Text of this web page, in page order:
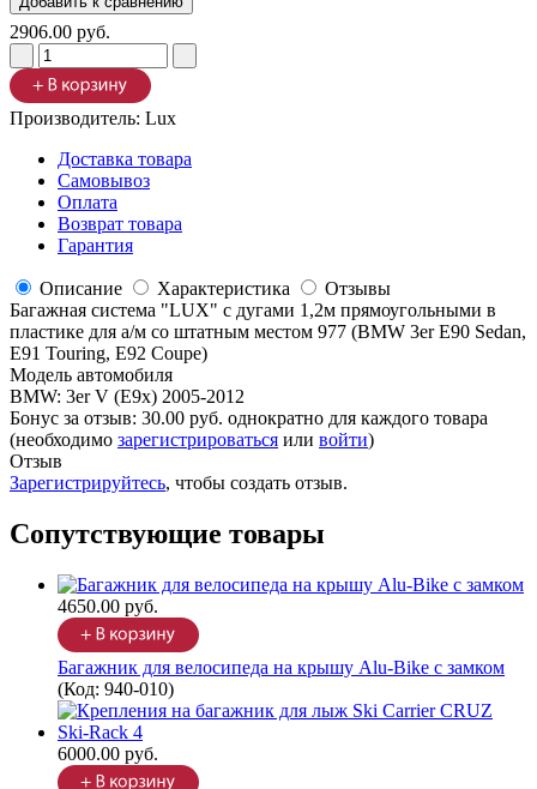
2906.00 руб.
Производитель: Lux
Доставка товара
Самовывоз
Оплата
Возврат товара
Гарантия
Описание Характеристика
Отзывы
Багажная система "LUX" с дугами 1,2м прямоугольными в
пластике для а/м со штатным местом 977 (BMW 3er E90 Sedan,
E91 Touring, E92 Coupe)
Модель автомобиля
BMW: 3er V (E9x) 2005-2012
Бонус за отзыв: 30.00 руб. однократно для каждого товара
(необходимо зарегистрироваться или войти)
Отзыв
Зарегистрируйтесь, чтобы создать отзыв.
Сопутствующие товары
4650.00 руб.
Багажник для велосипеда на крышу Alu-Bike с замком
(Код: 940-010)
6000.00 руб.